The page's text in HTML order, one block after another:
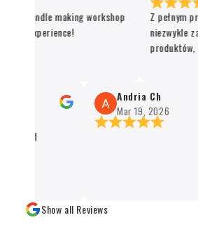
candle making workshop
experience!
Z pełnym
niezwykle
produktów,
Santo oraz
świadczy o
Andria Ch
Mar 19, 2026
Show all Reviews